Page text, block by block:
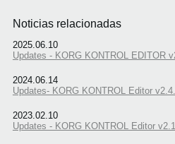
Noticias relacionadas
2025.06.10
Updates - KORG KONTROL EDITOR
2024.06.14
Updates- KORG KONTROL Editor
2023.02.10
Updates - KORG KONTROL Editor